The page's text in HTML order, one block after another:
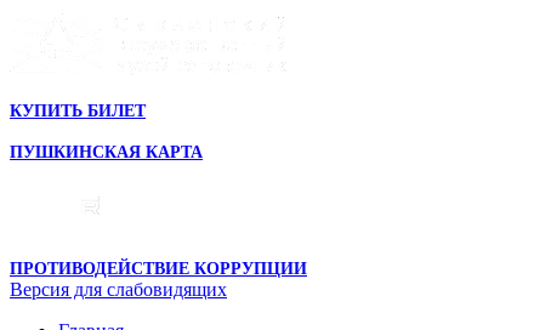
КУПИТЬ БИЛЕТ
ПУШКИНСКАЯ КАРТА
ПРОТИВОДЕЙСТВИЕ КОРРУПЦИИ
Версия для слабовидящих